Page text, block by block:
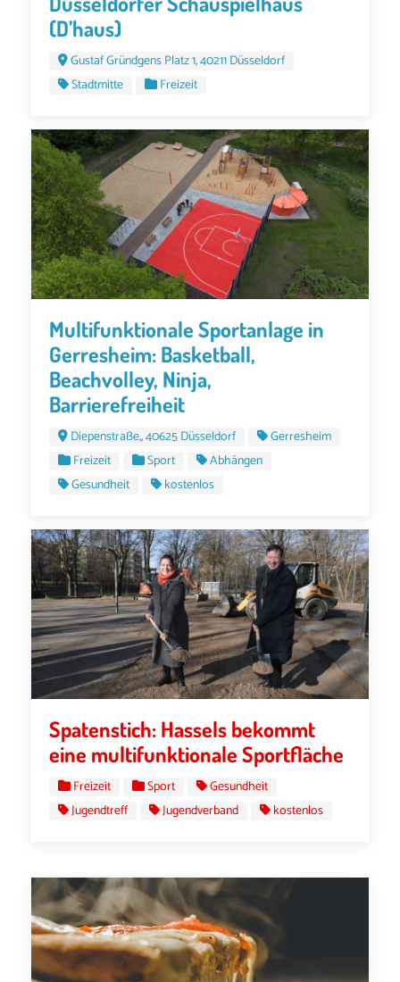
(D’haus)
Gustaf Gründgens Platz 1, 40211 Düsseldorf
Stadtmitte
Freizeit
Multifunktionale Sportanlage in
Gerresheim: Basketball,
Beachvolley, Ninja,
Barrierefreiheit
Diepenstraße,, 40625 Düsseldorf
Gerresheim
Freizeit
Sport
Abhängen
Gesundheit
kostenlos
Spatenstich: Hassels bekommt
eine multifunktionale Sportfläche
Freizeit Sport
Gesundheit
Jugendtreff
Jugendverband kostenlos